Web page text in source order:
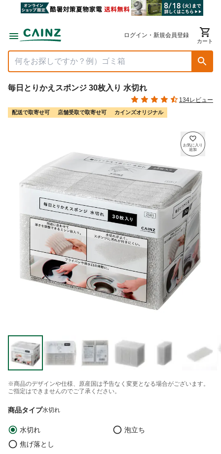
ログイン・新規会員登録
カート
毎日とりかえスポンジ 30枚入り 水切れ
134レビュー
配送で取寄せ可 店舗受取で取寄せ可 カインズオリジナル
※商品のデザインや仕様、原産国は予告なく変更となる場合がございます。
ご指定はできませんのでご了承ください。
商品タイプ水切れ
水切れ
泡立ち
焦げ落とし